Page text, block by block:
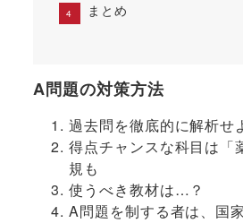
まとめ
A問題の対策方法
過去問を徹底的に解析せ
得点チャンスな科目は「
規も
使うべき教材は…？
A問題を制する者は、国